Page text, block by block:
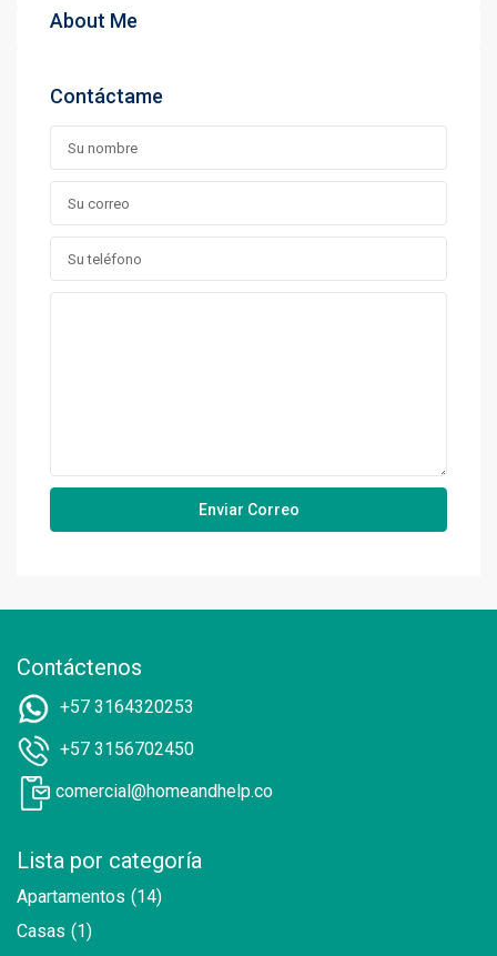
About Me
Contáctame
Contáctenos
+57 3164320253
+57 3156702450
comercial@homeandhelp.co
Lista por categoría
Apartamentos (14)
Casas (1)